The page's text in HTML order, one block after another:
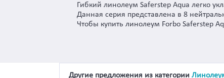
Гибкий линолеум Saferstep Aqua легко
Данная серия представлена в 8
Чтобы купить линолеум Forbo Saferstep
Другие предложения из категории